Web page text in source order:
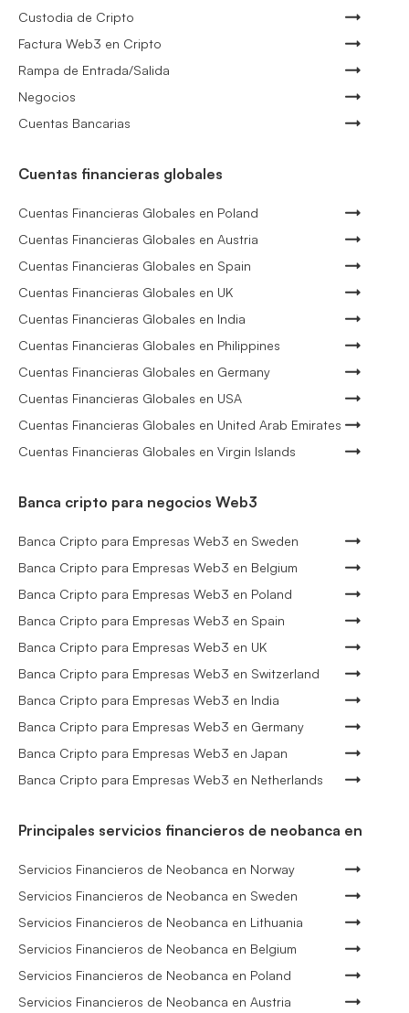
Custodia de Cripto
Factura Web3 en Cripto
Rampa de Entrada/Salida
Negocios
Cuentas Bancarias
Cuentas financieras globales
Cuentas Financieras Globales en Poland
Cuentas Financieras Globales en Austria
Cuentas Financieras Globales en Spain
Cuentas Financieras Globales en UK
Cuentas Financieras Globales en India
Cuentas Financieras Globales en Philippines
Cuentas Financieras Globales en Germany
Cuentas Financieras Globales en USA
Cuentas Financieras Globales en United Arab Emirates
Cuentas Financieras Globales en Virgin Islands
Banca cripto para negocios Web3
Banca Cripto para Empresas Web3 en Sweden
Banca Cripto para Empresas Web3 en Belgium
Banca Cripto para Empresas Web3 en Poland
Banca Cripto para Empresas Web3 en Spain
Banca Cripto para Empresas Web3 en UK
Banca Cripto para Empresas Web3 en Switzerland
Banca Cripto para Empresas Web3 en India
Banca Cripto para Empresas Web3 en Germany
Banca Cripto para Empresas Web3 en Japan
Banca Cripto para Empresas Web3 en Netherlands
Principales servicios financieros de neobanca en
Servicios Financieros de Neobanca en Norway
Servicios Financieros de Neobanca en Sweden
Servicios Financieros de Neobanca en Lithuania
Servicios Financieros de Neobanca en Belgium
Servicios Financieros de Neobanca en Poland
Servicios Financieros de Neobanca en Austria